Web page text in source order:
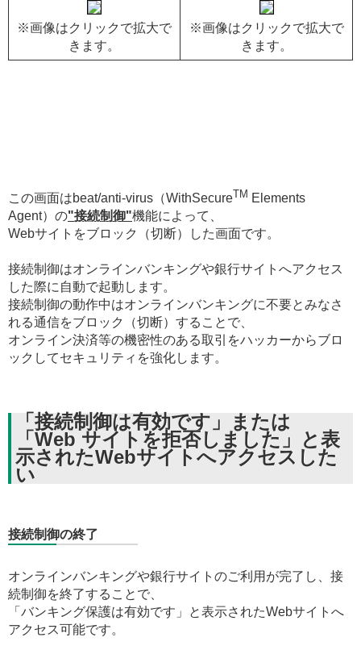
※画像はクリックで拡大で
きます。
※画像はクリックで拡大で
きます。
この画面はbeat/anti-virus（WithSecureTM Elements
Agent）の"接続制御"機能によって、
Webサイトをブロック（切断）した画面です。
接続制御はオンラインバンキングや銀行サイトへアクセス
した際に自動で起動します。
接続制御の動作中はオンラインバンキングに不要とみなさ
れる通信をブロック（切断）することで、
オンライン決済等の機密性のある取引をハッカーからブロ
ックしてセキュリティを強化します。
「接続制御は有効です」または
「Web サイトを拒否しました」と表
示されたWebサイトへアクセスした
い
接続制御の終了
オンラインバンキングや銀行サイトのご利用が完了し、接
続制御を終了することで、
「バンキング保護は有効です」と表示されたWebサイトへ
アクセス可能です。